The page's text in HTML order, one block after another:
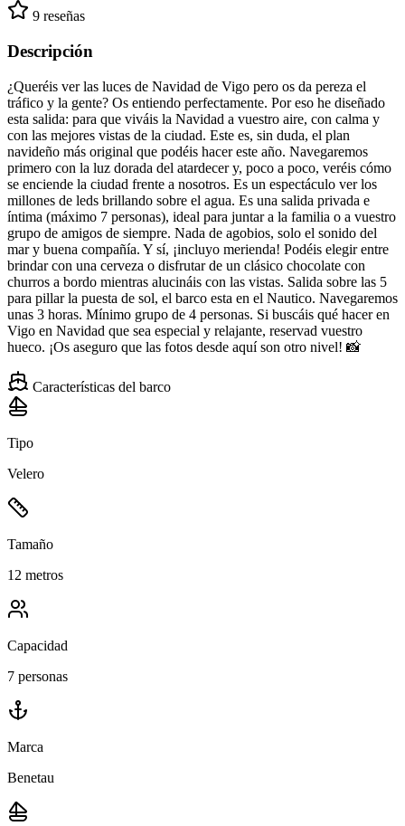
9 reseñas
Descripción
¿Queréis ver las luces de Navidad de Vigo pero os da pereza el
tráfico y la gente? Os entiendo perfectamente. Por eso he diseñado
esta salida: para que viváis la Navidad a vuestro aire, con calma y
con las mejores vistas de la ciudad. Este es, sin duda, el plan
navideño más original que podéis hacer este año. Navegaremos
primero con la luz dorada del atardecer y, poco a poco, veréis cómo
se enciende la ciudad frente a nosotros. Es un espectáculo ver los
millones de leds brillando sobre el agua. Es una salida privada e
íntima (máximo 7 personas), ideal para juntar a la familia o a vuestro
grupo de amigos de siempre. Nada de agobios, solo el sonido del
mar y buena compañía. Y sí, ¡incluyo merienda! Podéis elegir entre
brindar con una cerveza o disfrutar de un clásico chocolate con
churros a bordo mientras alucináis con las vistas. Salida sobre las 5
para pillar la puesta de sol, el barco esta en el Nautico. Navegaremos
unas 3 horas. Mínimo grupo de 4 personas. Si buscáis qué hacer en
Vigo en Navidad que sea especial y relajante, reservad vuestro
hueco. ¡Os aseguro que las fotos desde aquí son otro nivel! 📸
Características del barco
Tipo
Velero
Tamaño
12 metros
Capacidad
7 personas
Marca
Benetau